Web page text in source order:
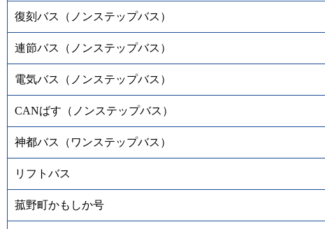
復刻バス（ノンステップバス）
連節バス（ノンステップバス）
電気バス（ノンステップバス）
CANばす（ノンステップバス）
神都バス（ワンステップバス）
リフトバス
菰野町かもしか号